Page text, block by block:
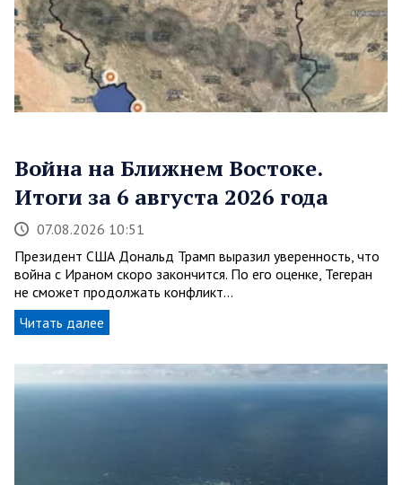
Война на Ближнем Востоке.
Итоги за 6 августа 2026 года
07.08.2026 10:51
Президент США Дональд Трамп выразил уверенность, что
война с Ираном скоро закончится. По его оценке, Тегеран
не сможет продолжать конфликт…
Читать далее